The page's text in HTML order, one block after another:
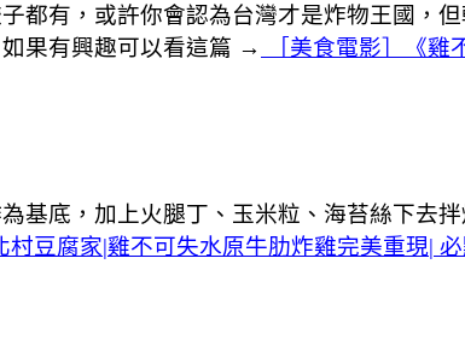
都有，或許你會認為台灣才是炸物王國，
果有興趣可以看這篇 →
［美食電影］《雞
基底，加上火腿丁、玉米粒、海苔絲下去
村豆腐家|雞不可失水原牛肋炸雞完美重現|